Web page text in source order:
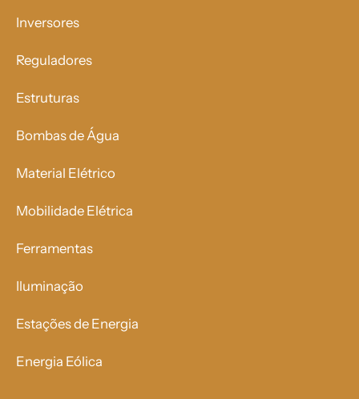
Inversores
Reguladores
Estruturas
Bombas de Água
Material Elétrico
Mobilidade Elétrica
Ferramentas
Iluminação
Estações de Energia
Energia Eólica